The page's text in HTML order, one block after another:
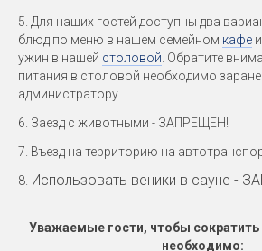
5. Для наших гостей доступны два
блюд по меню в нашем семейном кафе
ужин в нашей столовой . Обратите
питания в столовой необходимо
администратору.
6. Заезд с животными - ЗАПРЕЩЕН!
7. Въезд на территорию на
8. Использовать веники в сауне -
Уважаемые гости, чтобы сократить
необходимо: